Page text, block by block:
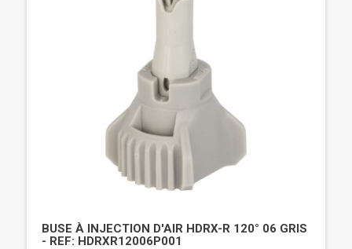
BUSE À INJECTION D'AIR HDRX-R 120° 06 GRIS
- REF: HDRXR12006P001